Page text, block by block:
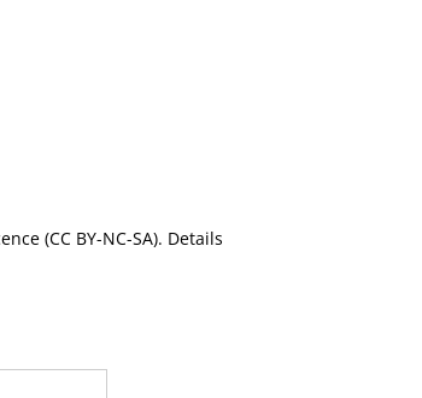
(CC BY-NC-SA). Details